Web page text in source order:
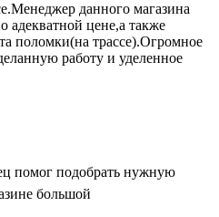
данного магазина
адекватной цене,а также
поломки(на трассе).Огромное
работу и уделенное
помог подобрать нужную
большой